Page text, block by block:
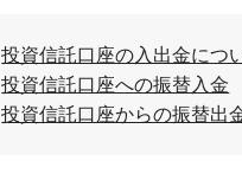
投資信託口座の入出金につ
投資信託口座への振替入金
投資信託口座からの振替出